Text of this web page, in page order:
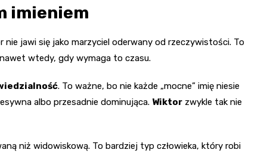
imieniem
nie jawi się jako marzyciel oderwany od rzeczywistości. To
wtedy, gdy wymaga to czasu.
. To ważne, bo nie każde „mocne” imię niesie
albo przesadnie dominująca. Wiktor zwykle tak nie
niż widowiskową. To bardziej typ człowieka, który robi